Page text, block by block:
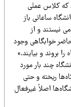
عملی
باز
و از
وجود
و بیایند.»
بار مورد
و حتی
اصلاً غیرفعال